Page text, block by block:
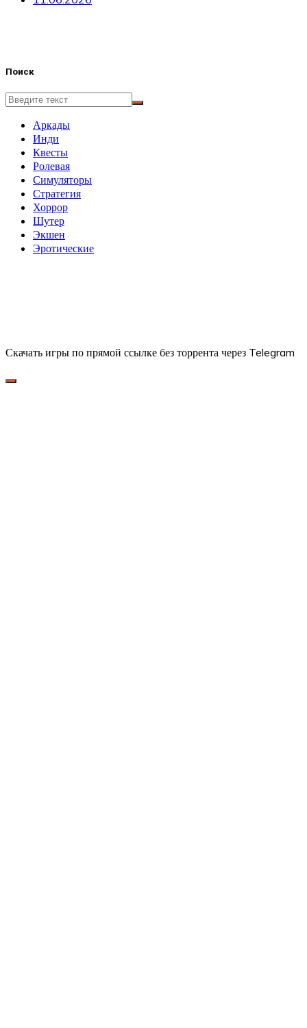
Поиск
Аркады
Инди
Квесты
Ролевая
Симуляторы
Стратегия
Хоррор
Шутер
Экшен
Эротические
Скачать игры по прямой ссылке без торрента через Telegram